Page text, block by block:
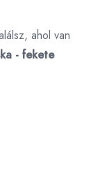
ahol van
- fekete